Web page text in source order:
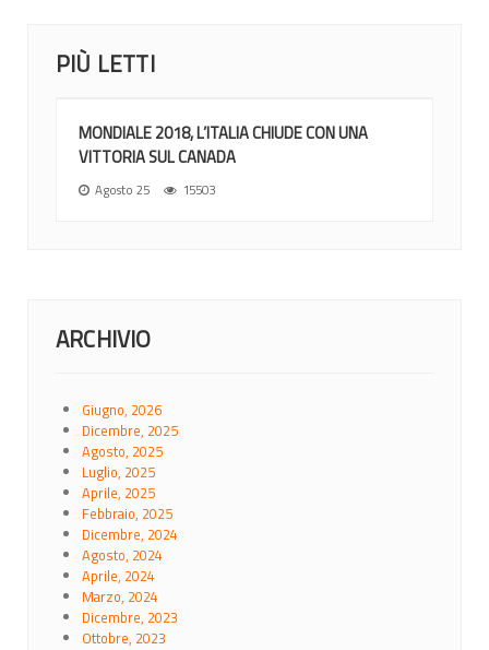
PIÙ LETTI
MONDIALE 2018, L’ITALIA CHIUDE CON UNA
VITTORIA SUL CANADA
Agosto 25 15503
ARCHIVIO
Giugno, 2026
Dicembre, 2025
Agosto, 2025
Luglio, 2025
Aprile, 2025
Febbraio, 2025
Dicembre, 2024
Agosto, 2024
Aprile, 2024
Marzo, 2024
Dicembre, 2023
Ottobre, 2023